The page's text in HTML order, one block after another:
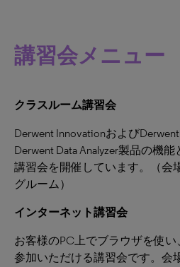
講習会メニュー
クラスルーム講習会
Derwent InnovationおよびDerwent
Derwent Data Analyzer製品の機
講習会を開催しています。（会
グルーム）
インターネット講習会
お客様のPC上でブラウザを使
参加いただける講習会です。会